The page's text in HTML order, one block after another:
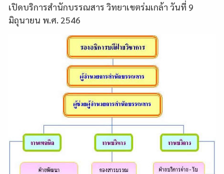
เปิดบริการสำนักบรรณสาร วิทยาเขตร่มเกล้า วันที่ 9
มิถุนายน พ.ศ. 2546